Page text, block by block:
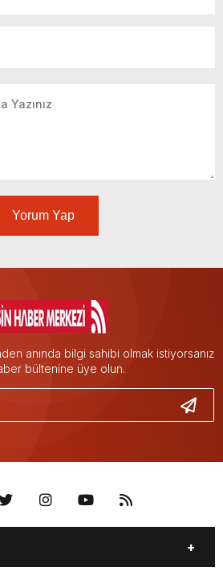
Yorum Yap
anında bilgi sahibi olmak istiyorsanız
bültenine üye olun.